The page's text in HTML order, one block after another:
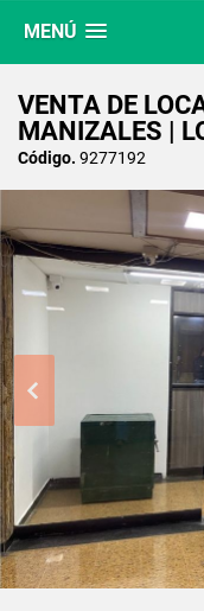
MENÚ
VENTA DE
MANIZALES |
Código. 9277192